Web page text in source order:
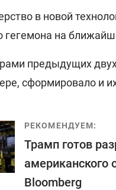
в новой
гегемона на
предыдущих двух
сформировало и
РЕКОМЕНДУЕМ:
Трамп готов
американского
Bloomberg